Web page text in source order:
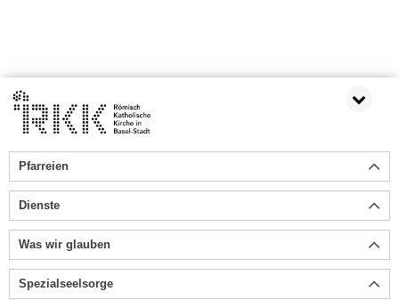
Pfarreien
Dienste
Was wir glauben
Spezialseelsorge